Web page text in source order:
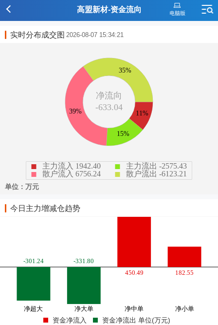
高盟新材-资金流向
实时分布成交图 2026-08-07 15:34:21
今日主力增减仓趋势
资金净流入 资金净流出 单位(万元)